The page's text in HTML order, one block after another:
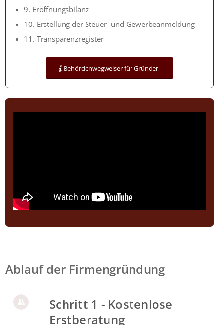
9. Eröffnungsbilanz
10. Erstellung der Steuer- und Gewerbeanmeldung
11. Transparenzregister
Behördenwegweiser für Gründer
Ablauf der Firmengründung
Schritt 1 - Kostenlose
Erstberatung